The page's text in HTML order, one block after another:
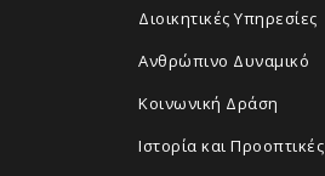
Διοικητικές Υπηρεσίες
Ανθρώπινο Δυναμικό
Κοινωνική Δράση
Ιστορία και Προοπτικές